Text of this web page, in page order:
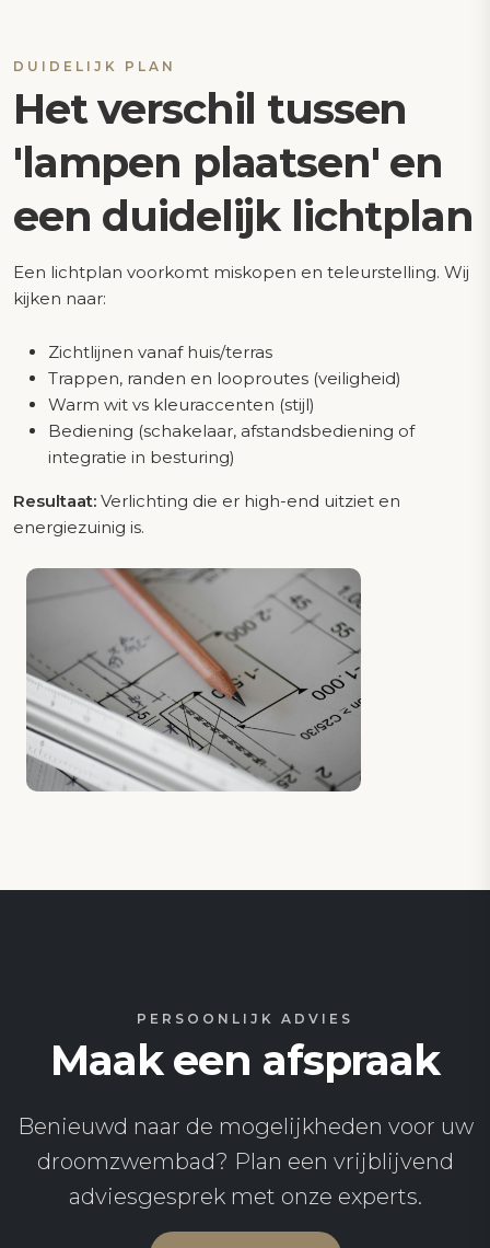
DUIDELIJK PLAN
Het verschil tussen
'lampen plaatsen' en
een duidelijk lichtplan
Een lichtplan voorkomt miskopen en teleurstelling. Wij
kijken naar:
Zichtlijnen vanaf huis/terras
Trappen, randen en looproutes (veiligheid)
Warm wit vs kleuraccenten (stijl)
Bediening (schakelaar, afstandsbediening of
integratie in besturing)
Resultaat: Verlichting die er high-end uitziet en
energiezuinig is.
PERSOONLIJK ADVIES
Maak een afspraak
Benieuwd naar de mogelijkheden voor uw
droomzwembad? Plan een vrijblijvend
adviesgesprek met onze experts.